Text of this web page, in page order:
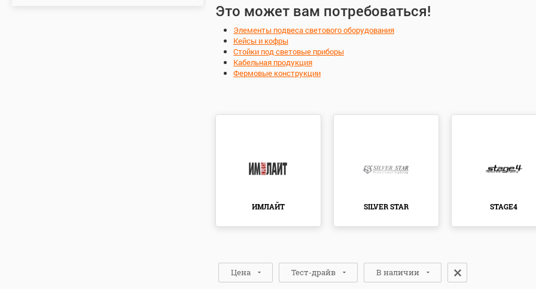
Это может вам потребоваться!
Элементы подвеса светового оборудования
Кейсы и кофры
Стойки под световые приборы
Кабельная продукция
Фермовые конструкции
ИМЛАЙТ SILVER STAR STAGE4
Цена Тест-драйв В наличии